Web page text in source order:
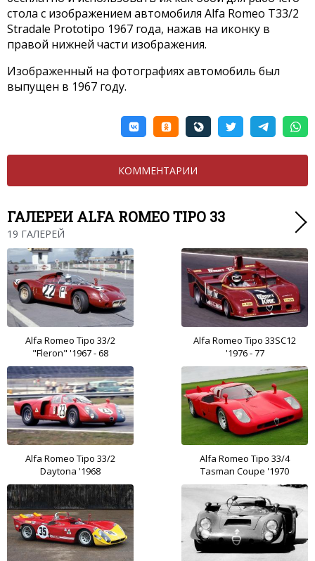
стола с изображением автомобиля Alfa Romeo T33/2
Stradale Prototipo 1967 года, нажав на иконку в
правой нижней части изображения.
Изображенный на фотографиях автомобиль был
выпущен в 1967 году.
КОММЕНТАРИИ
ГАЛЕРЕИ ALFA ROMEO TIPO 33
19 ГАЛЕРЕЙ
Alfa Romeo Tipo 33/2
"Fleron" '1967 - 68
Alfa Romeo Tipo 33SC12
'1976 - 77
Alfa Romeo Tipo 33/2
Daytona '1968
Alfa Romeo Tipo 33/4
Tasman Coupe '1970